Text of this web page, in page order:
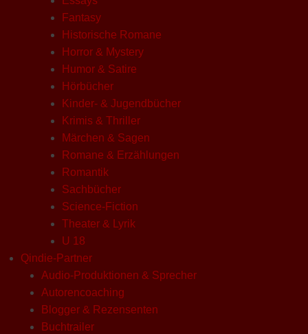
Fantasy
Historische Romane
Horror & Mystery
Humor & Satire
Hörbücher
Kinder- & Jugendbücher
Krimis & Thriller
Märchen & Sagen
Romane & Erzählungen
Romantik
Sachbücher
Science-Fiction
Theater & Lyrik
U 18
Qindie-Partner
Audio-Produktionen & Sprecher
Autorencoaching
Blogger & Rezensenten
Buchtrailer